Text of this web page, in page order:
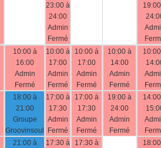
23:00 à
24:00
Admin
Fermé
10:00 à
16:00
Admin
Fermé
18:00 à
21:00
Groupe
Groovinsoul
21:00 à
10:00 à
17:00
Admin
Fermé
17:00 à
17:30
Admin
Fermé
17:30 à
10:00 à
17:00
Admin
Fermé
17:00 à
17:30
Admin
Fermé
17:30 à
10:00 à
14:00
Admin
Fermé
19:00 à
24:00
Admin
Fermé